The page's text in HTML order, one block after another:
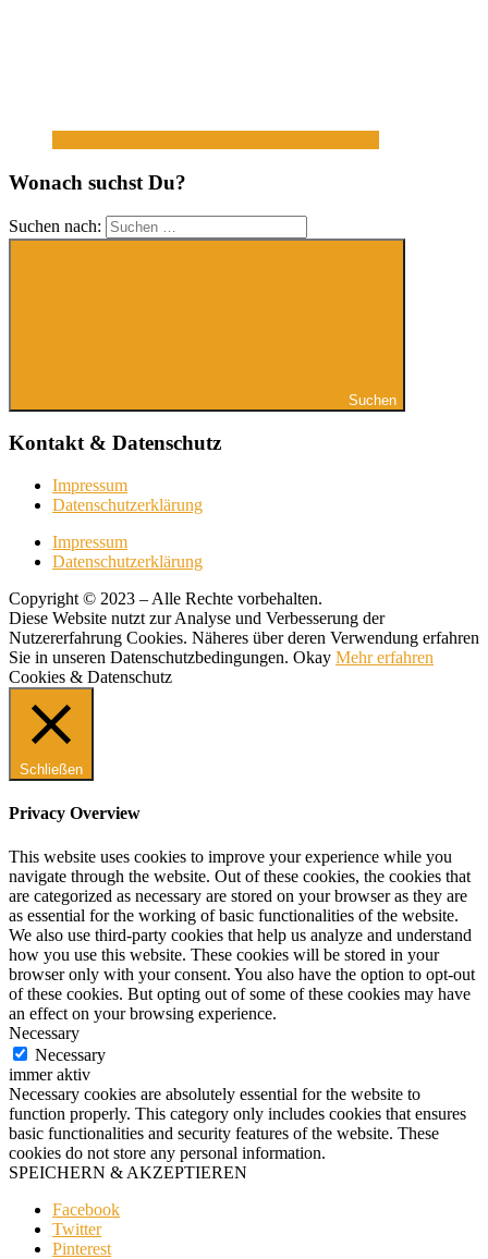
Wonach suchst Du?
Suchen nach:
Suchen
Kontakt & Datenschutz
Impressum
Datenschutzerklärung
Impressum
Datenschutzerklärung
Copyright © 2023 – Alle Rechte vorbehalten.
Diese Website nutzt zur Analyse und Verbesserung der
Nutzererfahrung Cookies. Näheres über deren Verwendung erfahren
Sie in unseren Datenschutzbedingungen. Okay Mehr erfahren
Cookies & Datenschutz
Schließen
Privacy Overview
This website uses cookies to improve your experience while you
navigate through the website. Out of these cookies, the cookies that
are categorized as necessary are stored on your browser as they are
as essential for the working of basic functionalities of the website.
We also use third-party cookies that help us analyze and understand
how you use this website. These cookies will be stored in your
browser only with your consent. You also have the option to opt-out
of these cookies. But opting out of some of these cookies may have
an effect on your browsing experience.
Necessary
Necessary
immer aktiv
Necessary cookies are absolutely essential for the website to
function properly. This category only includes cookies that ensures
basic functionalities and security features of the website. These
cookies do not store any personal information.
SPEICHERN & AKZEPTIEREN
Facebook
Twitter
Pinterest